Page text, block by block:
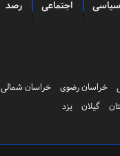
سیاسی اجتماعی رصد
خراسان رضوی خراسان شمالی
گیلان یزد